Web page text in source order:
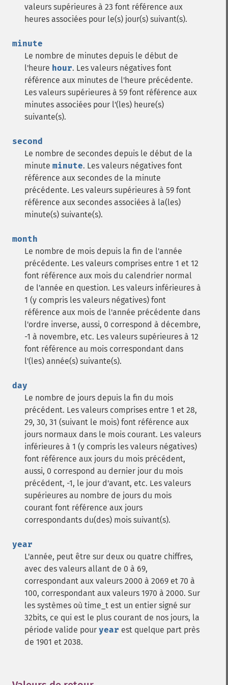
valeurs supérieures à 23 font référence aux
heures associées pour le(s) jour(s) suivant(s).
minute
Le nombre de minutes depuis le début de
l'heure hour. Les valeurs négatives font
référence aux minutes de l'heure précédente.
Les valeurs supérieures à 59 font référence aux
minutes associées pour l'(les) heure(s)
suivante(s).
second
Le nombre de secondes depuis le début de la
minute minute. Les valeurs négatives font
référence aux secondes de la minute
précédente. Les valeurs supérieures à 59 font
référence aux secondes associées à la(les)
minute(s) suivante(s).
month
Le nombre de mois depuis la fin de l'année
précédente. Les valeurs comprises entre 1 et 12
font référence aux mois du calendrier normal
de l'année en question. Les valeurs inférieures à
1 (y compris les valeurs négatives) font
référence aux mois de l'année précédente dans
l'ordre inverse, aussi, 0 correspond à décembre,
-1 à novembre, etc. Les valeurs supérieures à 12
font référence au mois correspondant dans
l'(les) année(s) suivante(s).
day
Le nombre de jours depuis la fin du mois
précédent. Les valeurs comprises entre 1 et 28,
29, 30, 31 (suivant le mois) font référence aux
jours normaux dans le mois courant. Les valeurs
inférieures à 1 (y compris les valeurs négatives)
font référence aux jours du mois précédent,
aussi, 0 correspond au dernier jour du mois
précédent, -1, le jour d'avant, etc. Les valeurs
supérieures au nombre de jours du mois
courant font référence aux jours
correspondants du(des) mois suivant(s).
year
L'année, peut être sur deux ou quatre chiffres,
avec des valeurs allant de 0 à 69,
correspondant aux valeurs 2000 à 2069 et 70 à
100, correspondant aux valeurs 1970 à 2000. Sur
les systèmes où time_t est un entier signé sur
32bits, ce qui est le plus courant de nos jours, la
période valide pour year est quelque part près
de 1901 et 2038.